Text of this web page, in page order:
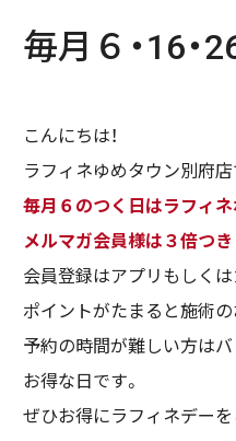
毎月６・16
こんにちは！
ラフィネゆめタウン別府店
毎月６のつく日はラフィネ
メルマガ会員様は３倍つ
会員登録はアプリもしく
ポイントがたまると施術
予約の時間が難しい方は
お得な日です。
ぜひお得にラフィネデー